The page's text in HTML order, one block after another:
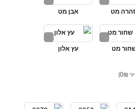
מט אבן מט
מט עץ אלון